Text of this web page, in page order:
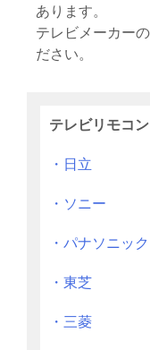
あります。
テレビメーカー
ださい。
テレビリモコン
・日立
・ソニー
・パナソニック
・東芝
・三菱